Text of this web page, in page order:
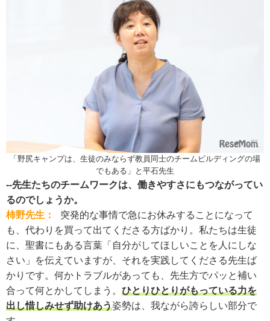
「野尻キャンプは、生徒のみならず教員同士のチームビルディングの場
でもある」と平石先生
--先生たちのチームワークは、働きやすさにもつながってい
るのでしょうか。
柿野先生：
突発的な事情で急にお休みすることになって
も、代わりを買って出てくださる方ばかり。私たちは生徒
に、聖書にもある言葉「自分がしてほしいことを人にしな
さい」を伝えていますが、それを実践してくださる先生ば
かりです。何かトラブルがあっても、先生方でパッと補い
合って何とかしてしまう。 ひとりひとりがもっている力を
出し惜しみせず助けあう姿勢は、我ながら誇らしい部分で